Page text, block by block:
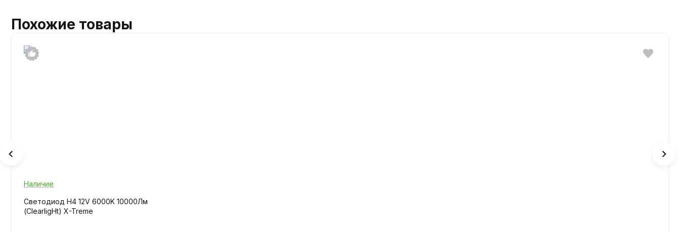
Похожие товары
Наличие
Светодиод H4 12V 6000K 10000Лм
(ClearligНt) X-Treme